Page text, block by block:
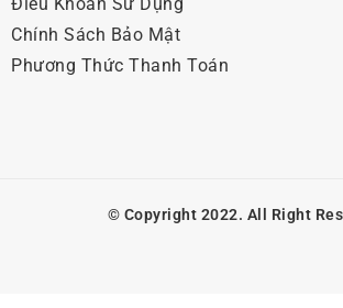
Chính Sách Bảo Mật
Phương Thức Thanh Toán
© Copyright 2022. All Right